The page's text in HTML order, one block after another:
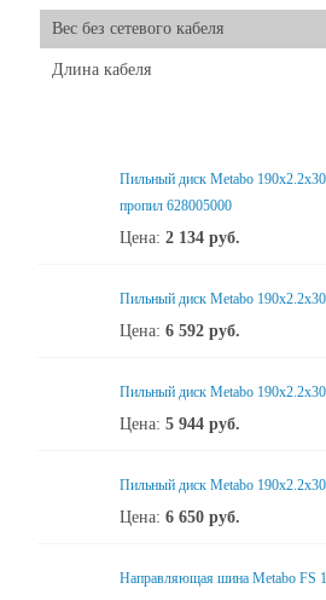
Вес без сетевого кабеля
Длина кабеля
Пильный диск Metabo
пропил 628005000
Цена: 2 134 руб.
Пильный диск Metabo
Цена: 6 592 руб.
Пильный диск Metabo
Цена: 5 944 руб.
Пильный диск Metabo
Цена: 6 650 руб.
Направляющая шина Metabo FS